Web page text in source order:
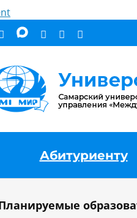
Абитуриенту